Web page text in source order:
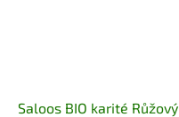
Saloos BIO karité Růžový